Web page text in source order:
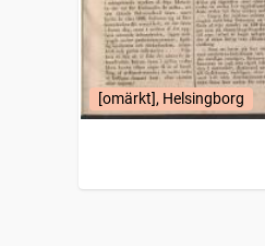
[omärkt], Helsingborg